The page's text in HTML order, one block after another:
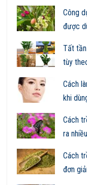
Công
được
Tất
tùy
Cách
khi
Cách
ra
Cách
đơn